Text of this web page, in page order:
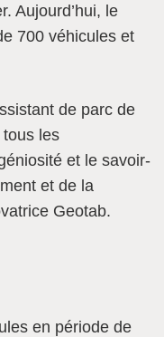
Aujourd’hui, le
700 véhicules et
de parc de
tous les
et le savoir-
et de la
Geotab.
en période de